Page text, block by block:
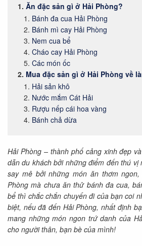
Ăn đặc sản gì ở Hải Phòng?
Bánh đa cua Hải Phòng
Bánh mì cay Hải Phòng
Nem cua bể
Cháo cay Hải Phòng
Các món ốc
Mua đặc sản gì ở Hải Phòng về
Hải sản khô
Nước mắm Cát Hải
Rượu nếp cái hoa vàng
Bánh chả dừa
Hải Phòng – thành phố cảng xinh đẹp
dẫn du khách bởi những điểm đến thú vị
say mê bởi những món ăn thơm
Phòng mà chưa ăn thử bánh đa cua,
bể thì chắc chắn chuyến đi của bạn coi
biệt, nếu đã đến Hải Phòng, nhất định
mang những món ngon trứ danh của
cho người thân, bạn bè của mình!